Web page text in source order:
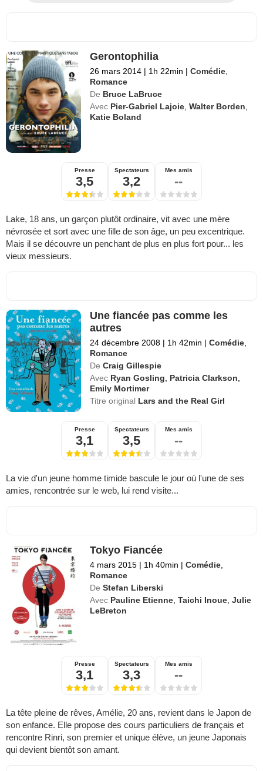
Gerontophilia
26 mars 2014 | 1h 22min | Comédie
Romance
De Bruce LaBruce
Avec Pier-Gabriel Lajoie ,Walter Borden
Katie Boland
Presse
3,5
Spectateurs
3,2
Mes amis
--
Lake, 18 ans, un garçon plutôt ordinaire, vit avec une mère
névrosée et sort avec une fille de son âge, un peu excentrique.
Mais il se découvre un penchant de plus en plus fort pour... les
vieux messieurs.
Une fiancée pas comme les
autres
24 décembre 2008 | 1h 42min | Comédie
Romance
De Craig Gillespie
Avec Ryan Gosling Patricia Clarkson
Emily Mortimer
Titre original Lars and the Real Girl
Presse
3,1
Spectateurs
3,5
Mes amis
--
La vie d'un jeune homme timide bascule le jour où l'une de ses
amies, rencontrée sur le web, lui rend visite...
Tokyo Fiancée
4 mars 2015 | 1h 40min | Comédie
Romance
De Stefan Liberski
Avec Pauline Etienne ,Taichi Inoue ,Julie
LeBreton
Presse
3,1
Spectateurs
3,3
Mes amis
--
La tête pleine de rêves, Amélie, 20 ans, revient dans le Japon de
son enfance. Elle propose des cours particuliers de français et
rencontre Rinri, son premier et unique élève, un jeune Japonais
qui devient bientôt son amant.